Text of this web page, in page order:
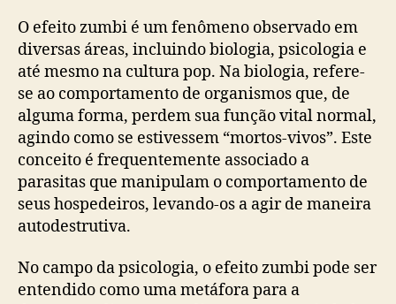
O efeito zumbi é um fenômeno observado em
diversas áreas, incluindo biologia, psicologia e
até mesmo na cultura pop. Na biologia, refere-
se ao comportamento de organismos que, de
alguma forma, perdem sua função vital normal,
agindo como se estivessem “mortos-vivos”. Este
conceito é frequentemente associado a
parasitas que manipulam o comportamento de
seus hospedeiros, levando-os a agir de maneira
autodestrutiva.
No campo da psicologia, o efeito zumbi pode ser
entendido como uma metáfora para a